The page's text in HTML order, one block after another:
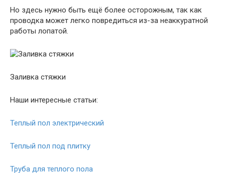
Но здесь нужно быть ещё более осторожным, так как
проводка может легко повредиться из-за неаккуратной
работы лопатой.
Заливка стяжки
Наши интересные статьи:
Теплый пол электрический
Теплый пол под плитку
Труба для теплого пола